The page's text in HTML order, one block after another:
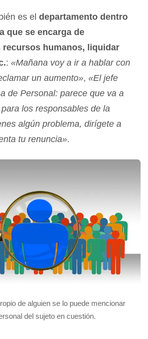
es el departamento dentro
que se encarga de
humanos, liquidar
: «Mañana voy a ir a hablar con
un aumento», «El jefe
de Personal: parece que va a
los responsables de la
algún problema, dirígete a
tu renuncia».
de alguien se lo puede mencionar
del sujeto en cuestión.